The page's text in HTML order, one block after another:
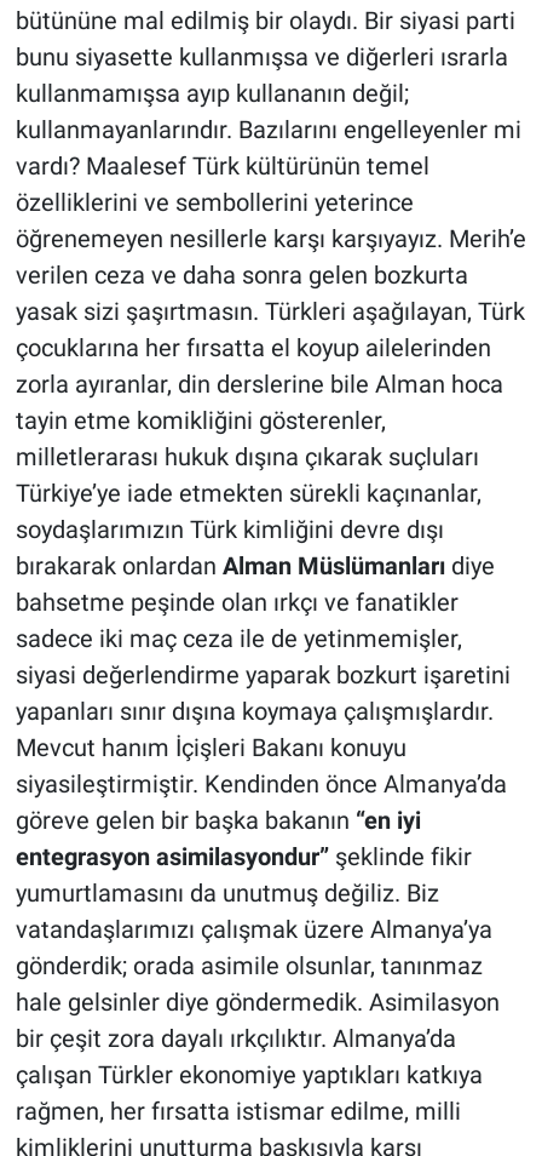
bütününe mal edilmiş bir olaydı. Bir siyasi parti
bunu siyasette kullanmışsa ve diğerleri ısrarla
kullanmamışsa ayıp kullananın değil;
kullanmayanlarındır. Bazılarını engelleyenler mi
vardı? Maalesef Türk kültürünün temel
özelliklerini ve sembollerini yeterince
öğrenemeyen nesillerle karşı karşıyayız. Merih’e
verilen ceza ve daha sonra gelen bozkurta
yasak sizi şaşırtmasın. Türkleri aşağılayan, Türk
çocuklarına her fırsatta el koyup ailelerinden
zorla ayıranlar, din derslerine bile Alman hoca
tayin etme komikliğini gösterenler,
milletlerarası hukuk dışına çıkarak suçluları
Türkiye’ye iade etmekten sürekli kaçınanlar,
soydaşlarımızın Türk kimliğini devre dışı
bırakarak onlardan Alman Müslümanlarıdiye
bahsetme peşinde olan ırkçı ve fanatikler
sadece iki maç ceza ile de yetinmemişler,
siyasi değerlendirme yaparak bozkurt işaretini
yapanları sınır dışına koymaya çalışmışlardır.
Mevcut hanım İçişleri Bakanı konuyu
siyasileştirmiştir. Kendinden önce Almanya’da
göreve gelen bir başka bakanın “en iyi
entegrasyon asimilasyondur”şeklinde fikir
yumurtlamasını da unutmuş değiliz. Biz
vatandaşlarımızı çalışmak üzere Almanya’ya
gönderdik; orada asimile olsunlar, tanınmaz
hale gelsinler diye göndermedik. Asimilasyon
bir çeşit zora dayalı ırkçılıktır. Almanya’da
çalışan Türkler ekonomiye yaptıkları katkıya
rağmen, her fırsatta istismar edilme, milli
kimliklerini unutturma baskısıyla karşı